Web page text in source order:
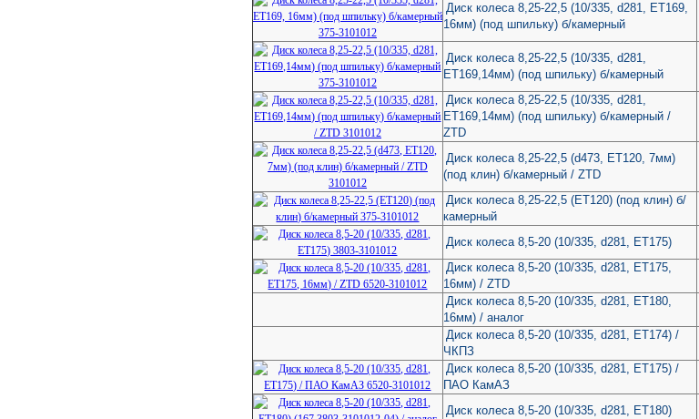
Диск колеса 8,25-22,5 (10/335, d281, ЕТ169,
16мм) (под шпильку) б/камерный
Диск колеса 8,25-22,5 (10/335, d281,
ЕТ169,14мм) (под шпильку) б/камерный
Диск колеса 8,25-22,5 (10/335, d281,
ЕТ169,14мм) (под шпильку) б/камерный /
ZTD
Диск колеса 8,25-22,5 (d473, ЕТ120, 7мм)
(под клин) б/камерный / ZTD
Диск колеса 8,25-22,5 (ЕТ120) (под клин) б/
камерный
Диск колеса 8,5-20 (10/335, d281, ET175)
Диск колеса 8,5-20 (10/335, d281, ET175,
16мм) / ZTD
Диск колеса 8,5-20 (10/335, d281, ET180,
16мм) / аналог
Диск колеса 8,5-20 (10/335, d281, ЕТ174) /
ЧКПЗ
Диск колеса 8,5-20 (10/335, d281, ЕТ175) /
ПАО КамАЗ
Диск колеса 8,5-20 (10/335, d281, ЕТ180)